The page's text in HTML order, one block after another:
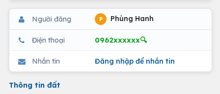
Người đăng P Phùng Hanh
Điện thoại 0962xxxxxx🔍
Nhắn tin Đăng nhập để nhắn tin
Thông tin đất